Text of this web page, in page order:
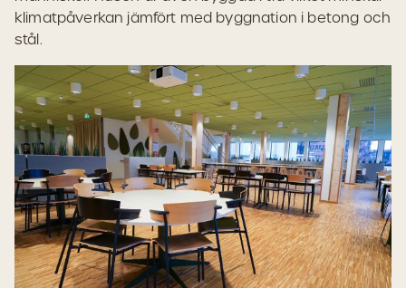
klimatpåverkan jämfört med byggnation i betong och
stål.